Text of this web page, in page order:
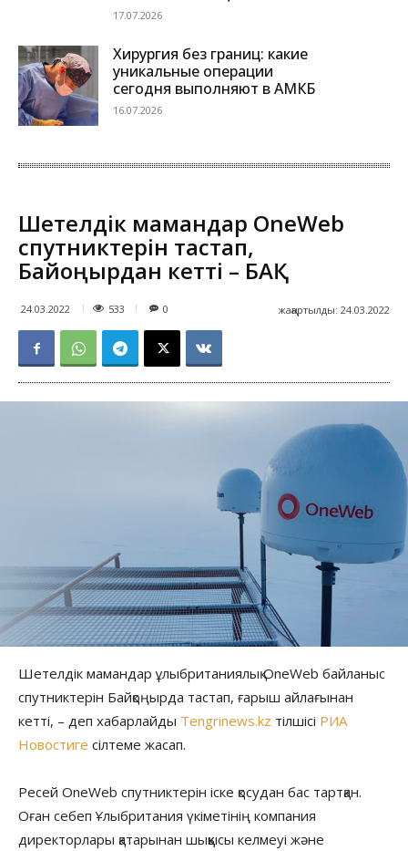
17.07.2026
Хирургия без границ: какие
уникальные операции
сегодня выполняют в АМКБ
16.07.2026